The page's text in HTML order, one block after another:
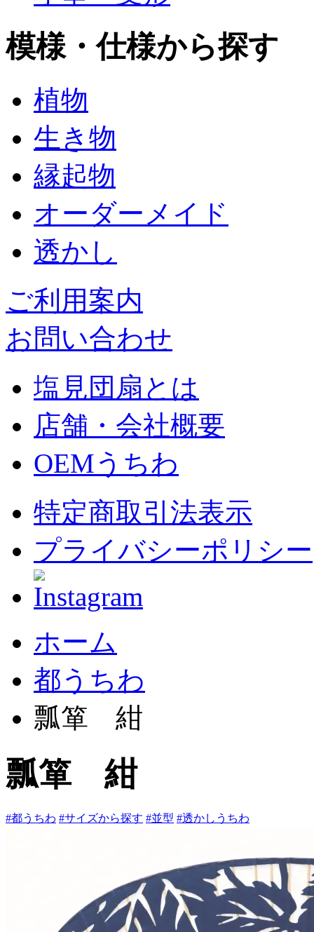
模様・仕様から探す
植物
生き物
縁起物
オーダーメイド
透かし
ご利用案内
お問い合わせ
塩見団扇とは
店舗・会社概要
OEMうちわ
特定商取引法表示
プライバシーポリシー
ホーム
都うちわ
瓢箪 紺
瓢箪 紺
#都うちわ #サイズから探す #並型 #透かしうちわ